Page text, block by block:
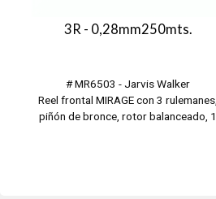
3R - 0,28mm250mts.
# MR6503 - Jarvis Walker
Reel frontal MIRAGE con 3 rulemanes,
piñón de bronce, rotor balanceado, 1